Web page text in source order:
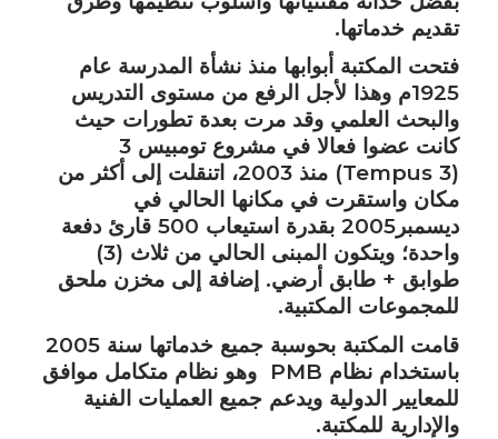
المدريريات
نيابة المديرية المكلفة بالتدريس والشهادات والتكوين المستمر
نيابة مديرية تكوين الدكتوراه والبحث العلمي والتطوير
التكنولوجي والابتكار وترقية المقاولاتية
نيابة مديرية نظم المعلومات والاتصالات والعلاقات الخارجية
المصالح
الأمانة العامة
مديرية المستخدمين و التكوين و الأنشطة الثقافية و الرياضية
مديرية الميزانية والمالية
مركز الأنظمة والشبكات والتعليم المتلفز والتعليم عن بعد
البهو التكنولوجي
المكتبة
نوادي علمية
معرض الصور
حفلات التخرج
الهندسة الكيميائية
هندسة مدنية
هندسة البيئية
الهندسة الميكانيكية
هندسة الصناعية
هندسة التعدين
الموارد المائية
هندسة المعادن
الأقــســــام الـتـحــضـيـريـــة
جمعية تلاميذ و خريجي المدرسة الوطنية متعددة التقنيات
قائمة الشركاء
معلومات
فعاليات علمية
CICOMM-25
ISSPA2024
محاضر متميز في IEEE في ENP
محضر اجتماع المجلس العلمي للمدرسة
محضر اجتماع مجلس المدرسة
الرزنامة البيداغوجية للسنة الجامعية 2025/2026
مسابقة الالتحاق بالطور الثاني للمدارس العليا 2024-2025
الرزنامة البيداغوجية للسنة الجامعية 2024/2025
الجداول الزمنية 2024-2025
شروط الإلتحاق بالمدرسة
القانون الداخلي
الطلبة الجدد
الطلبة الجدد 2023
الأبواب المفتوحة الافتراضية
الدراسة في الجزائر
الاتصال
اتصال
سجل
العربية
Fr
En
تقديم خدماتها.
فتحت المكتبة أبوابها منذ نشأة المدرسة عام
1925م وهذا لأجل الرفع من مستوى التدريس
والبحث العلمي وقد مرت بعدة تطورات حيث
كانت عضوا فعالا في مشروع تومبيس 3
(Tempus 3) منذ 2003، اتنقلت إلى أكثر من
مكان واستقرت في مكانها الحالي في
ديسمبر2005 بقدرة استيعاب 500 قارئ دفعة
واحدة؛ ويتكون المبنى الحالي من ثلاث (3)
طوابق + طابق أرضي. إضافة إلى مخزن ملحق
للمجموعات المكتبية.
قامت المكتبة بحوسبة جميع خدماتها سنة 2005
باستخدام نظام PMB وهو نظام متكامل موافق
للمعايير الدولية ويدعم جميع العمليات الفنية
والإدارية للمكتبة.